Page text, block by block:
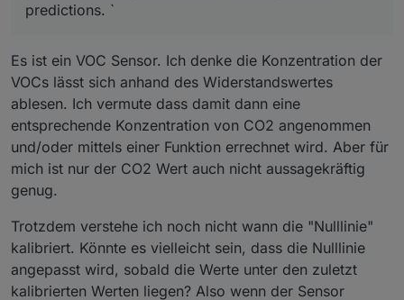
predictions. `
Es ist ein VOC Sensor. Ich denke die Konzentration der
VOCs lässt sich anhand des Widerstandswertes
ablesen. Ich vermute dass damit dann eine
entsprechende Konzentration von CO2 angenommen
und/oder mittels einer Funktion errechnet wird. Aber für
mich ist nur der CO2 Wert auch nicht aussagekräftig
genug.
Trotzdem verstehe ich noch nicht wann die "Nulllinie"
kalibriert. Könnte es vielleicht sein, dass die Nulllinie
angepasst wird, sobald die Werte unter den zuletzt
kalibrierten Werten liegen? Also wenn der Sensor